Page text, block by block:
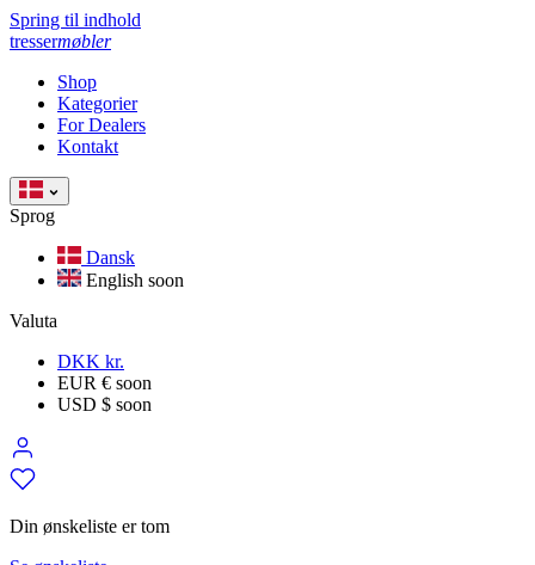
Spring til indhold
tressermøbler
Shop
Kategorier
For Dealers
Kontakt
Sprog
Dansk
English soon
Valuta
DKK kr.
EUR € soon
USD $ soon
Din ønskeliste er tom